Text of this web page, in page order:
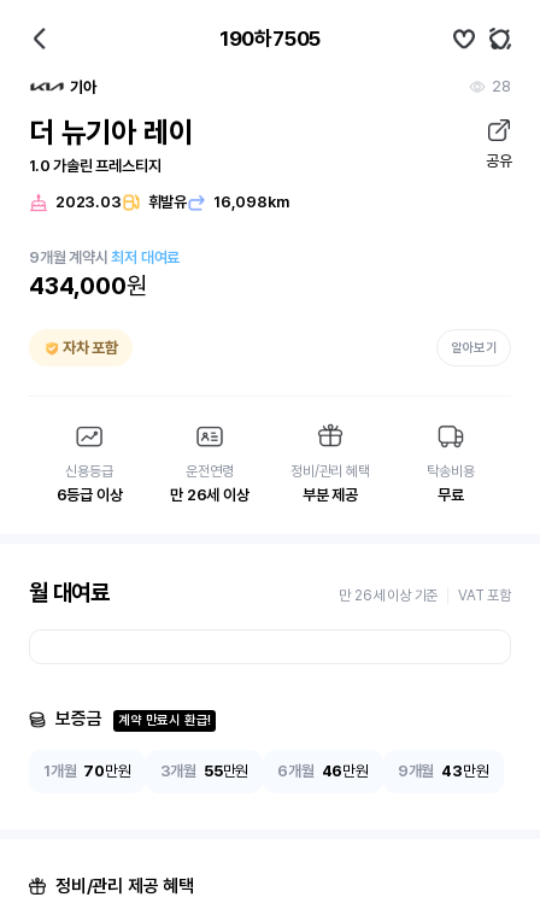
190하7505
기아 28
더 뉴기아 레이
1.0 가솔린 프레스티지 공유
2023.03 휘발유 16,098km
9개월 계약시최저 대여료
434,000원
자차 포함 알아보기
신용등급
6등급 이상
운전연령
만 26세 이상
정비/관리 혜택
부분 제공
탁송비용
무료
월 대여료 만 26세 이상 기준 VAT 포함
보증금 계약 만료시 환급!
1개월 70만원 3개월 55만원 6개월 46만원 9개월 43만원
정비/관리 제공 혜택